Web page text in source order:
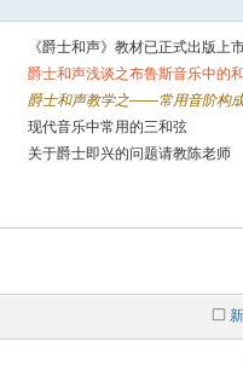
《爵士和声》教材已正式出版上
爵士和声浅谈之布鲁斯音乐中的
爵士和声教学之——常用音阶构成
现代音乐中常用的三和弦
关于爵士即兴的问题请教陈老师